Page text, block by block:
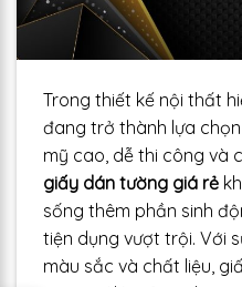
Trong thiết kế nội thất
đang trở thành lựa
mỹ cao, dễ thi công và
giấy dán tường giá rẻ
sống thêm phần sinh
tiện dụng vượt trội. Với
màu sắc và chất liệu,